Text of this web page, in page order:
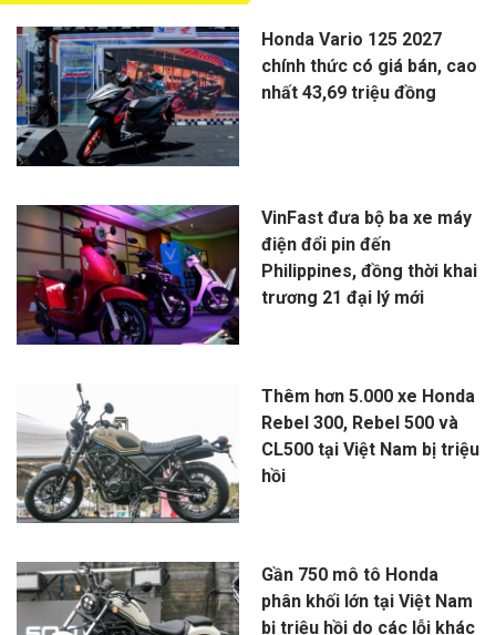
Honda Vario 125 2027
chính thức có giá bán, cao
nhất 43,69 triệu đồng
VinFast đưa bộ ba xe máy
điện đổi pin đến
Philippines, đồng thời khai
trương 21 đại lý mới
Thêm hơn 5.000 xe Honda
Rebel 300, Rebel 500 và
CL500 tại Việt Nam bị triệu
hồi
Gần 750 mô tô Honda
phân khối lớn tại Việt Nam
bị triệu hồi do các lỗi khác